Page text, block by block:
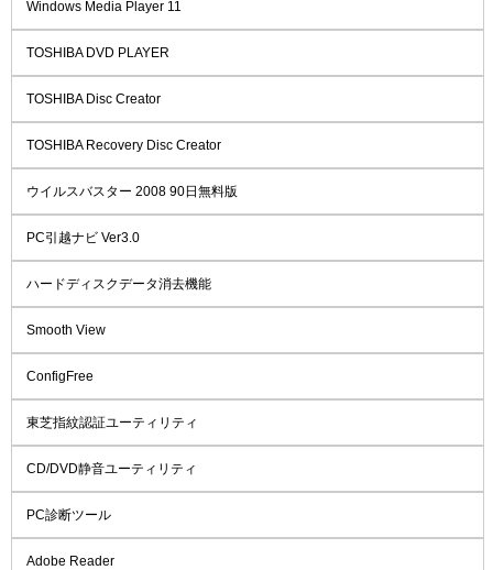
Windows Media Player 11
TOSHIBA DVD PLAYER
TOSHIBA Disc Creator
TOSHIBA Recovery Disc Creator
ウイルスバスター 2008 90日無料版
PC引越ナビ Ver3.0
ハードディスクデータ消去機能
Smooth View
ConfigFree
東芝指紋認証ユーティリティ
CD/DVD静音ユーティリティ
PC診断ツール
Adobe Reader